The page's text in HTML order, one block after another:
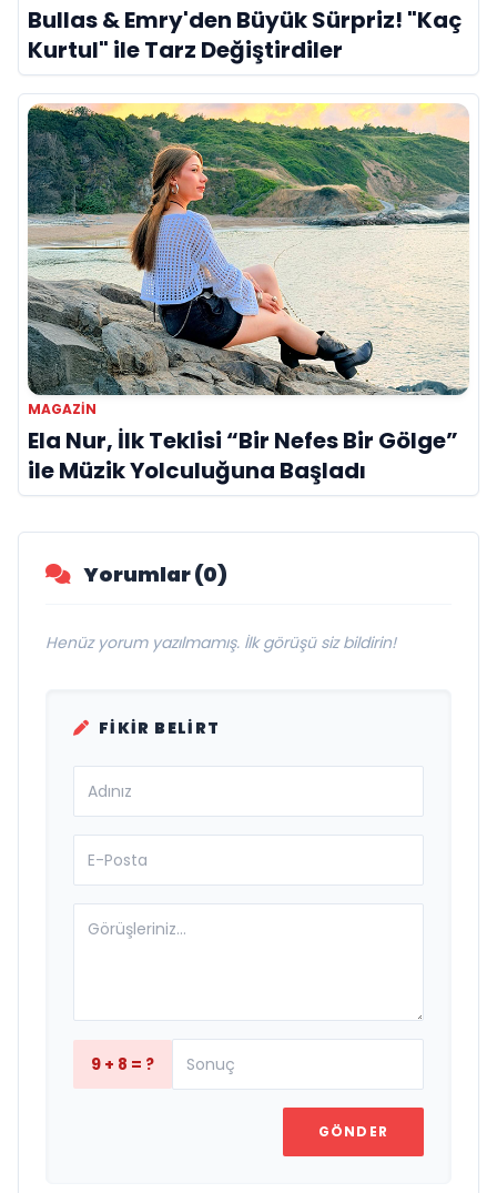
Bullas & Emry'den Büyük Sürpriz! "Kaç
Kurtul" ile Tarz Değiştirdiler
MAGAZIN
Ela Nur, İlk Teklisi “Bir Nefes Bir Gölge”
ile Müzik Yolculuğuna Başladı
Yorumlar (0)
Henüz yorum yazılmamış. İlk görüşü siz bildirin!
FIKIR BELIRT
9 + 8 = ?
GÖNDER